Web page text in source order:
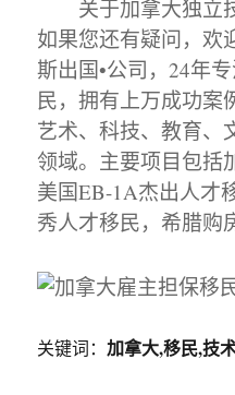
关于加拿大独立技
如果您还有疑问，欢
斯出国•公司，24年
民，拥有上万成功案
艺术、科技、教育、
领域。主要项目包括
美国EB-1A杰出人才
秀人才移民，希腊购
关键词：加拿大,移民,技